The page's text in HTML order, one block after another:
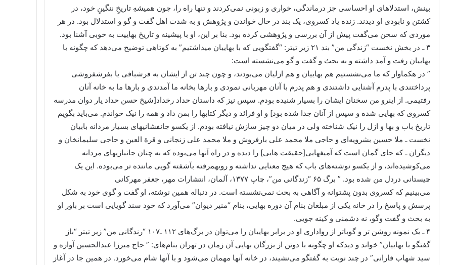
بینش، استدلاهای او احساسی جز درماندگی، خواری و زبونی نمی‌کردند و تنها راه را، چون همیشهِ تاریخِ ننگینِ خود، در
کشتن و نابودی او دیدند. زنده یاد کسروی، یک بند در حال خواندن و پژوهش و به شدت اهل گفت و گو و استدلال بود. در هر
موردی که سخن می‌گفت پیش از آن بررسی و پژوهشی کرده بود. بنا بر این، او با پیشینه و تاریخ بهاییت به خوبی آشنا بود.
۳ ـ در بخش نخست “زندگی من” بند ۲۱ زیر تیتر: “گفتگویی که با بهاییان میداشتیم” به کوتاهی توضیح می‌دهد که چگونه با
بهاییان رفت و آمد داشته و به بحث و گفت و گو می‌نشسته است:
” در هکماوار که ما می‌نشستیم هم بهاییان و هم ازلیان می‌بودند، و چون چند تن از ایشان به فرشبافی یا بفرشفروشی
پرداختندی با پدرم آشنایی داشتندی و هم پدرم با آنان مهربانی نمودی و بارها بخانه ما آمدندی و بارها ما به خانه آنان
رفتیمی. از اینرو من سخنان ایشان را بسیار شنیده بودم. سپس نیز که داستان حداد رخداد[شیخ حسن حداد یار دوان مدرسه
کسروی که بهایی شده و سپس از آنان جدا شده بود] و او فرائد و دیگر کتابها را بمن داد و همه را نیک خواندم. می‌باید بگویم
تاریخ باب و بها و ازل را نیک شناخته ولی در میان دو چیز سازش نیافته بودم. از یکسو جانفشانیهای بسیار مردانه بابیان
نخست ـ ملا حسین بشرویه‌ای و حاجی ملا محمد علی بارفروش و ملا محمد علی زنجانی و قرة العین و حاجی سلیمانخان و
دیگران ـ که جای گمان است که آمیغهایی[حقیقت هایی] را دیده و در راه آنها می‌بوده که به چنان جانبازیهای مردانه
می‌کوشیده‌اند، و از یکسو نوشته‌های باب که هیچ معنایی نداشته و رویهمرفته بآشفته گویی ماننده تر می‌بوده. این یک
چیستانی دردل من شده بود. ” برگ ۶۵ “زندگانی من”، چاپ ۱۳۷۷، آلمان، انتشارات مهر، جعفر مهرکانی
می‌بینیم که کسروی بدون پشتوانه و آگاهی به بحث نمی‌نشسته است. در دنباله همین نوشته، او گفت و گوی خود به شکل
پرسش و پاسخ را در خانه یکی از مبلغان بنام آن دوره بهایی، بنام “منیر دیوان” می‌آورد که خود سند گویایی است بر باور او
به بحث و گفت وگو، نه دشمنی و کینه جویی.
۴ ـ یک نمونه روشن تر و گویاتر از رواداری او در برابر بهاییان را می‌توان در برگ‌های ۱۱۲ ـ۱۰۷ “رندگانی من” زیر تیتر “باز
گفتگو با بهاییان” خواند و دیدکه او چگونه با دوتن از بزرگان بهایی آن زمان در تهران بنام‌های: ” حاج میرزا عبدالحسین آواره و
سید شهاب فارانی” در چند نوبت به گفتگو می‌نشیند، در خانه آنها مهمان می‌شود و با آنها شام می‌خورد. در همین جا در آغاز